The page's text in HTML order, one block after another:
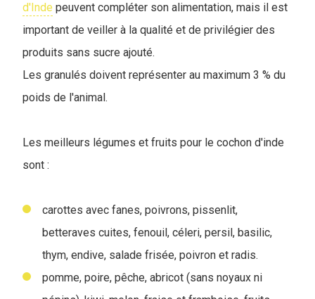
d'Inde peuvent compléter son alimentation, mais il est
important de veiller à la qualité et de privilégier des
produits sans sucre ajouté.
Les granulés doivent représenter au maximum 3 % du
poids de l'animal.
Les meilleurs légumes et fruits pour le cochon d'inde
sont :
carottes avec fanes, poivrons, pissenlit,
betteraves cuites, fenouil, céleri, persil, basilic,
thym, endive, salade frisée, poivron et radis.
pomme, poire, pêche, abricot (sans noyaux ni